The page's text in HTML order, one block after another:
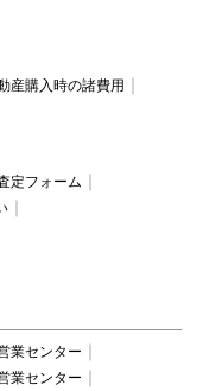
産購入時の諸費用
定フォーム
業センター
業センター